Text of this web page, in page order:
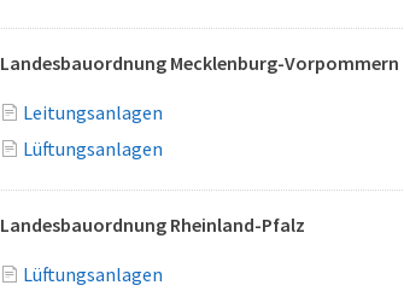
Landesbauordnung Mecklenburg-Vorpommern
Leitungsanlagen
Lüftungsanlagen
Landesbauordnung Rheinland-Pfalz
Lüftungsanlagen